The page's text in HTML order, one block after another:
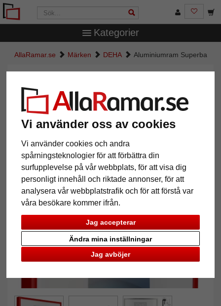
Vi använder oss av cookies
Vi använder cookies och andra
spårningsteknologier för att förbättra din
surfupplevelse på vår webbplats, för att visa dig
personligt innehåll och riktade annonser, för att
analysera vår webbplatstrafik och för att förstå var
våra besökare kommer ifrån.
Jag accepterar
Jag avböjer
Ändra mina inställningar
Kategorier
AllaRamar.se Märken DEHA Aluminiumram Superba
Tillbaka